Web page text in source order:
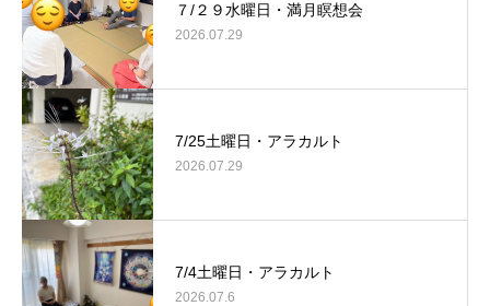
７/２９水曜日・満月瞑想会
2026.07.29
7/25土曜日・アラカルト
2026.07.29
7/4土曜日・アラカルト
2026.07.6